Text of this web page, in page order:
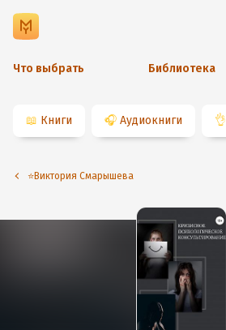
Что выбрать Библиотека
📖 Книги 🎧 Аудиокниги 👌
⭐️Виктория Смарышева